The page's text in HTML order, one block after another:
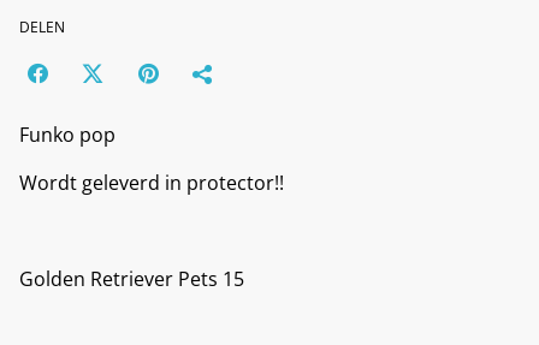
DELEN
Funko pop
Wordt geleverd in protector!!
Golden Retriever Pets 15